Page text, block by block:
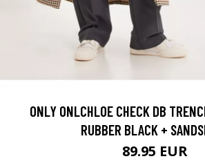
ONLY ONLCHLOE CHECK DB
RUBBER BLACK +
89.95 EUR